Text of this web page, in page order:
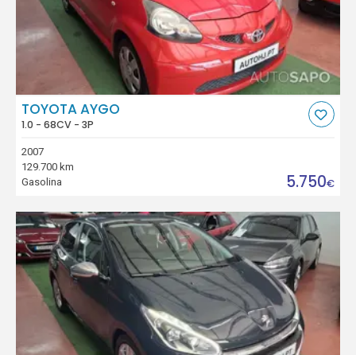
TOYOTA AYGO
1.0 - 68CV - 3P
2007
129.700 km
Gasolina
5.750€